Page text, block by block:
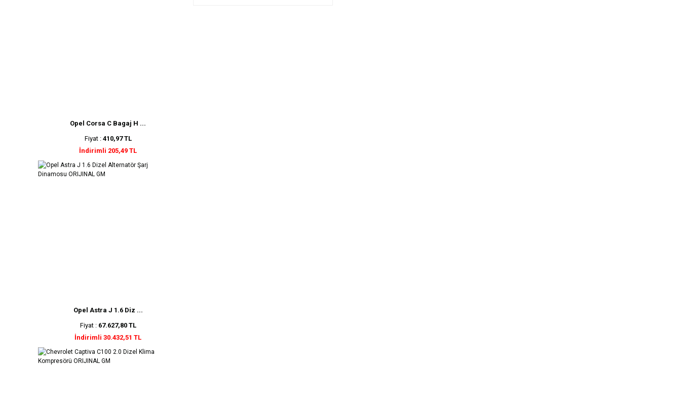
Opel Corsa C Bagaj H ...
Fiyat : 410,97 TL
İndirimli 205,49 TL
Opel Astra J 1.6 Diz ...
Fiyat : 67.627,80 TL
İndirimli 30.432,51 TL